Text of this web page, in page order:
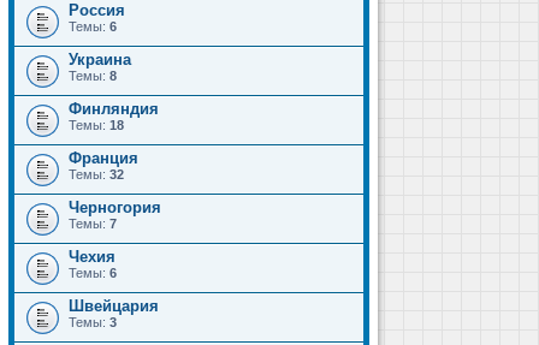
Россия
Темы: 6
Украина
Темы: 8
Финляндия
Темы: 18
Франция
Темы: 32
Черногория
Темы: 7
Чехия
Темы: 6
Швейцария
Темы: 3